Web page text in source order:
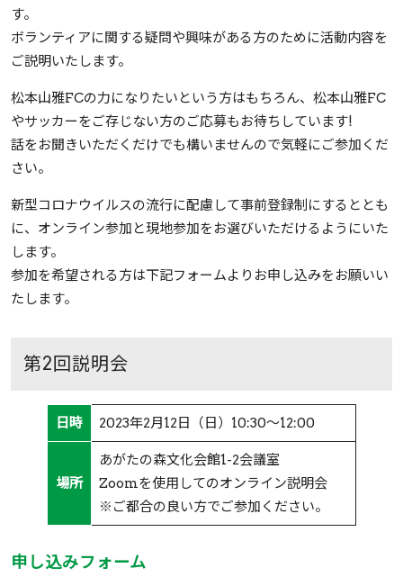
す。
ボランティアに関する疑問や興味がある方のために活動内容を
ご説明いたします。
松本山雅FCの力になりたいという方はもちろん、松本山雅FC
やサッカーをご存じない方のご応募もお待ちしています!
話をお聞きいただくだけでも構いませんので気軽にご参加くだ
さい。
新型コロナウイルスの流行に配慮して事前登録制にするととも
に、オンライン参加と現地参加をお選びいただけるようにいた
します。
参加を希望される方は下記フォームよりお申し込みをお願いい
たします。
第2回説明会
日時 2023年2月12日（日）10:30～12:00
場所
あがたの森文化会館1-2会議室
Zoomを使用してのオンライン説明会
※ご都合の良い方でご参加ください。
申し込みフォーム